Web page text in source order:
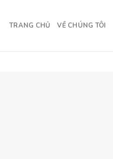
TRANG CHỦ VỀ CHÚNG TÔI